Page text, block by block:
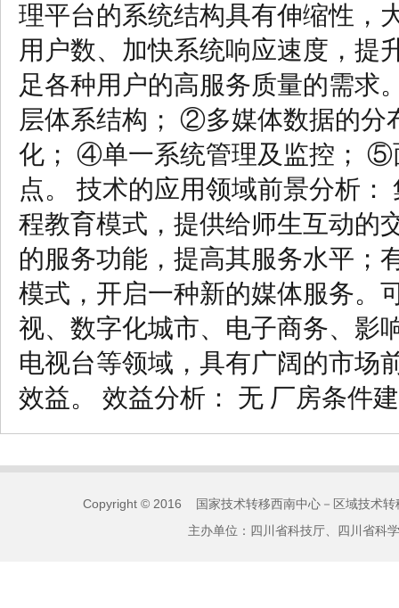
理平台的系统结构具有伸缩性，
用户数、加快系统响应速度，提
足各种用户的高服务质量的需
层体系结构； ②多媒体数据的
化； ④单一系统管理及监控； ⑤
点。 技术的应用领域前景分析
程教育模式，提供给师生互动的
的服务功能，提高其服务水平；
模式，开启一种新的媒体服务。
视、数字化城市、电子商务、影
电视台等领域，具有广阔的市场
效益。 效益分析： 无 厂房条件
Copyright © 2016 国家技术转移西南中心－区域技
主办单位：四川省科技厅、四川省科